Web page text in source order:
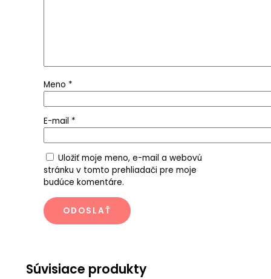
Meno *
E-mail *
Uložiť moje meno, e-mail a webovú
stránku v tomto prehliadači pre moje
budúce komentáre.
Súvisiace produkty